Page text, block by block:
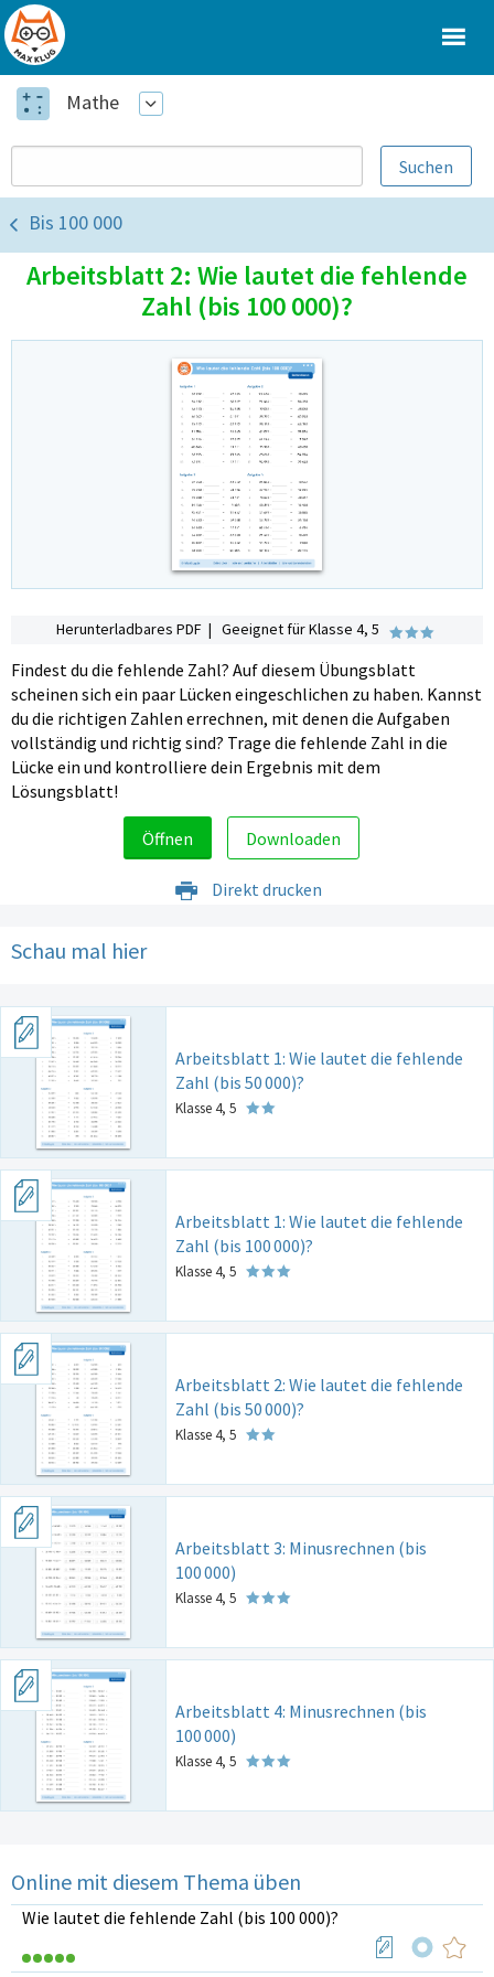
Mathe
Bis 100 000
Arbeitsblatt 2: Wie lautet die fehlende
Zahl (bis 100 000)?
Herunterladbares PDF | Geeignet für Klasse 4, 5
Findest du die fehlende Zahl? Auf diesem Übungsblatt
scheinen sich ein paar Lücken eingeschlichen zu haben. Kannst
du die richtigen Zahlen errechnen, mit denen die Aufgaben
vollständig und richtig sind? Trage die fehlende Zahl in die
Lücke ein und kontrolliere dein Ergebnis mit dem
Lösungsblatt!
Öffnen Downloaden
Direkt drucken
Schau mal hier
Arbeitsblatt 1: Wie lautet die fehlende
Zahl (bis 50000)?
Klasse 4, 5
Arbeitsblatt 1: Wie lautet die fehlende
Zahl (bis 100000)?
Klasse 4, 5
Arbeitsblatt 2: Wie lautet die fehlende
Zahl (bis 50000)?
Klasse 4, 5
Arbeitsblatt 3: Minusrechnen (bis
100000)
Klasse 4, 5
Arbeitsblatt 4: Minusrechnen (bis
100000)
Klasse 4, 5
Online mit diesem Thema üben
Wie lautet die fehlende Zahl (bis 100 000)?